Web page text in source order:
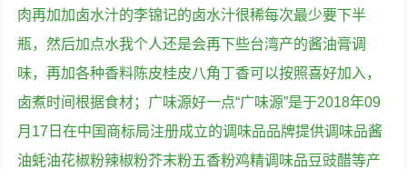
肉再加加卤水汁的李锦记的卤水汁很稀每次最少要下半
瓶，然后加点水我个人还是会再下些台湾产的酱油膏调
味，再加各种香料陈皮桂皮八角丁香可以按照喜好加入，
卤煮时间根据食材；广味源好一点“广味源”是于2018年09
月17日在中国商标局注册成立的调味品品牌提供调味品酱
油蚝油花椒粉辣椒粉芥末粉五香粉鸡精调味品豆豉醋等产